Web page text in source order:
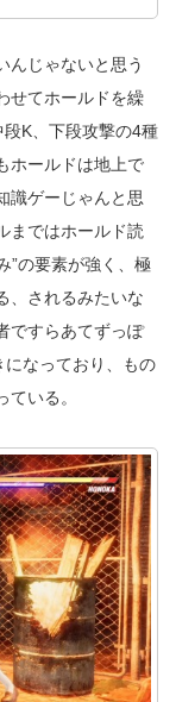
んじゃないと思う
せてホールドを繰
K、下段攻撃の4種
ホールドは地上で
識ゲーじゃんと思
まではホールド読
”の要素が強く、極
、されるみたいな
ですらあてずっぽ
になっており、もの
いる。